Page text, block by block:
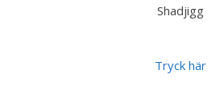
Shadjigg
Tryck här